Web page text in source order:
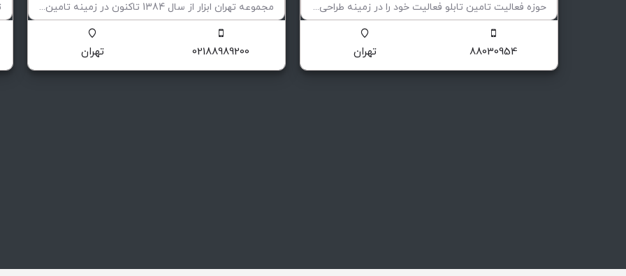
حوزه فعالیت تامین تابلو فعاليت خود را در زمينه طراحی و ساخت انواع تابلوهای فشار ضعيف و متوسط (فيكس و كشويی)…
ساخت تابلوهای برق صنعتی
88030954 تهران
مجموعه تهران ابزار از سال 1384 تاکنون در زمینه تامین تمامی تجهیزات مورد نیاز صنایع پیشران ، کارگاه ها…
وارداتی ،‌داخلی و ............
02188989200 تهران